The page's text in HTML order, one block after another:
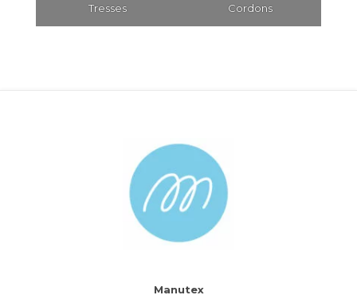
Tresses Cordons
Manutex